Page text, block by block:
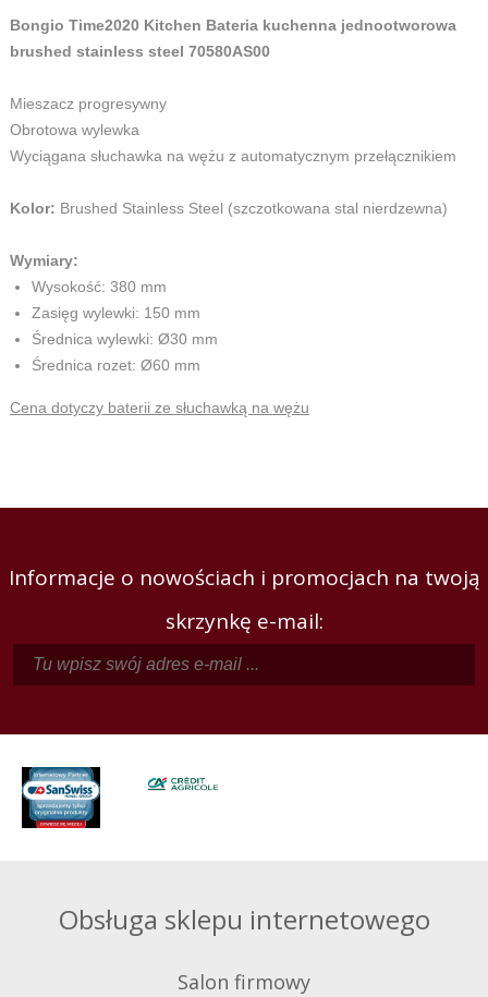
Bongio Time2020 Kitchen Bateria kuchenna jednootworowa
brushed stainless steel 70580AS00
Mieszacz progresywny
Obrotowa wylewka
Wyciągana słuchawka na wężu z automatycznym przełącznikiem
Kolor: Brushed Stainless Steel (szczotkowana stal nierdzewna)
Wymiary:
Wysokość: 380 mm
Zasięg wylewki: 150 mm
Średnica wylewki: Ø30 mm
Średnica rozet: Ø60 mm
Cena dotyczy baterii ze słuchawką na wężu
Informacje o nowościach i promocjach na twoją
skrzynkę e-mail:
Obsługa sklepu internetowego
Salon firmowy